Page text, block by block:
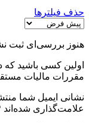
حذف فیلترها
هنوز بررسی‌ای ثبت
اولین کسی باشید که
مقررات مالیات
نشانی ایمیل شما
علامت‌گذاری شده‌اند